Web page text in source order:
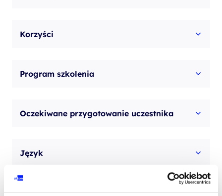
Korzyści
Program szkolenia
Oczekiwane przygotowanie uczestnika
Język